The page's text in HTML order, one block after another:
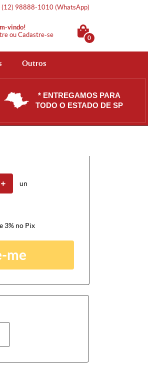
(12) 98888-1010 (WhatsApp)
vindo!
ouCadastre-se 0
Outros
* ENTREGAMOS PARA
TODO O ESTADO DE SP
un
3% no Pix
me